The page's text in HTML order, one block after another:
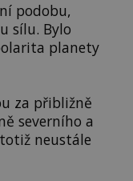
podobu,
sílu. Bylo
planety
za přibližně
severního a
neustále